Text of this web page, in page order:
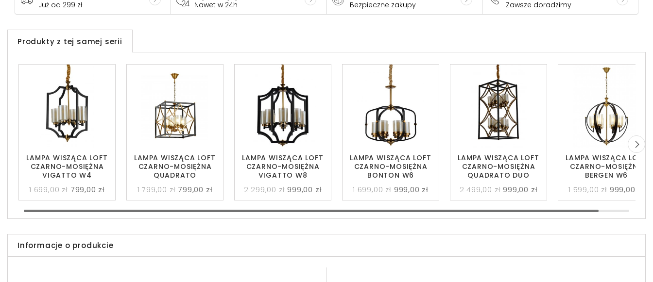
Już od 299 zł
Nawet w 24h
Bezpieczne zakupy
Zawsze doradzimy
Produkty z tej samej serii
LAMPA WISZĄCA LOFT
CZARNO-MOSIĘŻNA
VIGATTO W8
2 299,00 zł 999,00 zł
LAMPA WISZĄCA LOFT
CZARNO-MOSIĘŻNA
VIGATTO W4
1 699,00 zł 799,00 zł
LAMPA WISZĄCA LOFT
CZARNO-MOSIĘŻNA
BONTON W6
1 699,00 zł 999,00 zł
LAMPA WISZĄCA LOFT
CZARNO-MOSIĘŻNA
QUADRATO
1 799,00 zł 799,00 zł
LAMPA WISZĄCA LOFT
CZARNO-MOSIĘŻNA
QUADRATO DUO
2 499,00 zł 999,00 zł
LAMPA WISZĄCA LOFT
CZARNO-MOSIĘŻNA
BERGEN W6
1 599,00 zł 999,00 zł
Informacje o produkcie